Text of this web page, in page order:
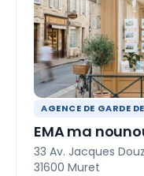
AGENCE DE GARDE
EMA ma
33 Av. Jacques
31600 Muret